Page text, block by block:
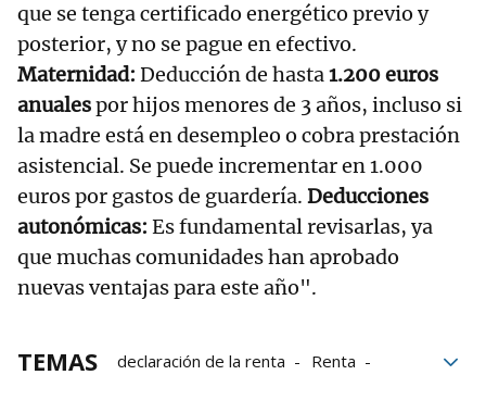
que se tenga certificado energético previo y
posterior, y no se pague en efectivo.
Maternidad: Deducción de hasta1.200 euros
anualespor hijos menores de 3 años, incluso si
la madre está en desempleo o cobra prestación
asistencial. Se puede incrementar en 1.000
euros por gastos de guardería. Deducciones
autonómicas: Es fundamental revisarlas, ya
que muchas comunidades han aprobado
nuevas ventajas para este año".
TEMAS declaración de la renta
Renta